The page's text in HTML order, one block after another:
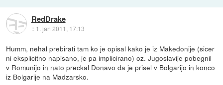
RedDrake
:: 1. jan 2011, 17:13
Humm, nehal prebirati tam ko je opisal kako je iz Makedonije (sicer
ni eksplicitno napisano, je pa implicirano) oz. Jugoslavije pobegnil
v Romunijo in nato preckal Donavo da je prisel v Bolgarijo in konco
iz Bolgarije na Madzarsko.